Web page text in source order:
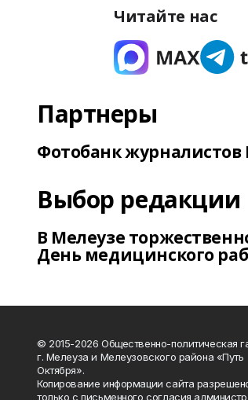
Читайте нас
Партнеры
Фотобанк журналистов
Выбор редакции
В Мелеузе
День медицинского
© 2015-2026 Общественно-политическая
г. Мелеуза и Мелеузовского района «Путь
Октября».
Копирование информации сайта
только с письменного согласия